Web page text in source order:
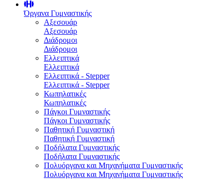
Όργανα Γυμναστικής
Αξεσουάρ
Αξεσουάρ
Διάδρομοι
Διάδρομοι
Ελλειπτικά
Ελλειπτικά
Ελλειπτικά - Stepper
Ελλειπτικά - Stepper
Κωπηλατικές
Κωπηλατικές
Πάγκοι Γυμναστικής
Πάγκοι Γυμναστικής
Παθητική Γυμναστική
Παθητική Γυμναστική
Ποδήλατα Γυμναστικής
Ποδήλατα Γυμναστικής
Πολυόργανα και Μηχανήματα Γυμναστικής
Πολυόργανα και Μηχανήματα Γυμναστικής